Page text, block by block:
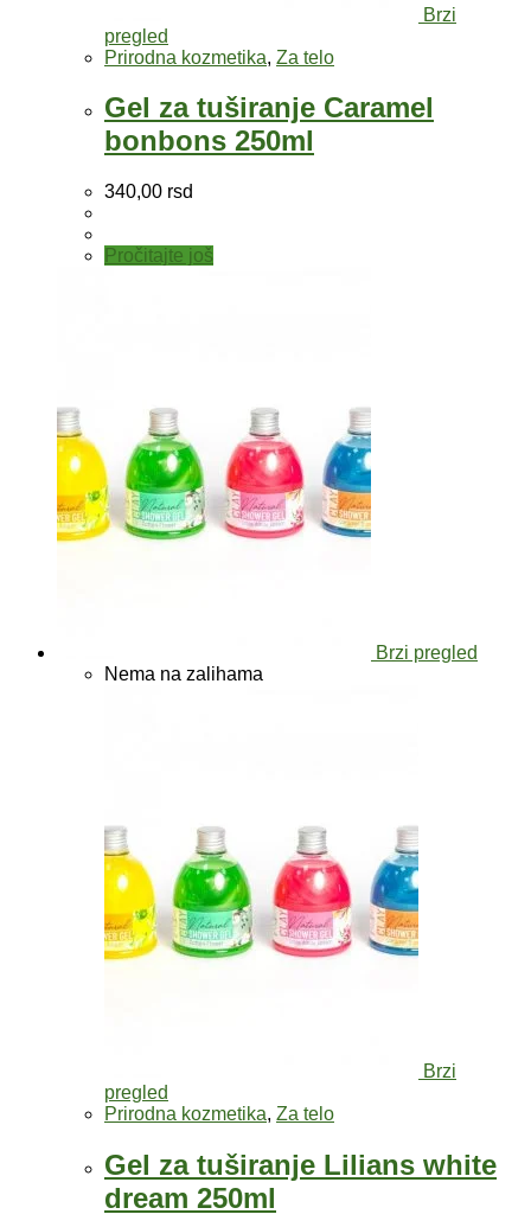
Brzi
pregled
Prirodna kozmetika, Za telo
Gel za tuširanje Caramel
bonbons 250ml
340,00 rsd
Pročitajte još
Brzi pregled
Nema na zalihama
Brzi
pregled
Prirodna kozmetika, Za telo
Gel za tuširanje Lilians white
dream 250ml